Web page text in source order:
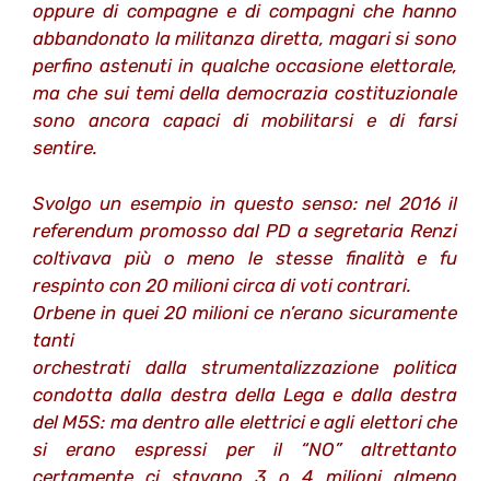
oppure di compagne e di compagni che hanno
abbandonato la militanza diretta, magari si sono
perfino astenuti in qualche occasione elettorale,
ma che sui temi della democrazia costituzionale
sono ancora capaci di mobilitarsi e di farsi
sentire.
Svolgo un esempio in questo senso: nel 2016 il
referendum promosso dal PD a segretaria Renzi
coltivava più o meno le stesse finalità e fu
respinto con 20 milioni circa di voti contrari.
Orbene in quei 20 milioni ce n’erano sicuramente
tanti
orchestrati dalla strumentalizzazione politica
condotta dalla destra della Lega e dalla destra
del M5S: ma dentro alle elettrici e agli elettori che
si erano espressi per il “NO” altrettanto
certamente ci stavano 3 o 4 milioni almeno